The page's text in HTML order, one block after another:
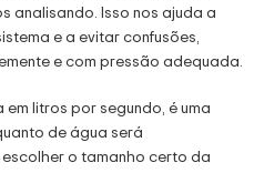
analisando. Isso nos ajuda a
e a evitar confusões,
e com pressão adequada.
litros por segundo, é uma
de água será
o tamanho certo da